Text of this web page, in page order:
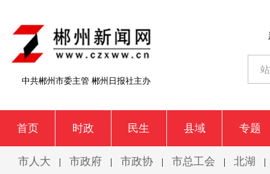
中共郴州市委主管 郴州日报社主办
首页 时政 民生 县域 专题
市人大 | 市政府 | 市政协 | 市总工会 | 北湖 |